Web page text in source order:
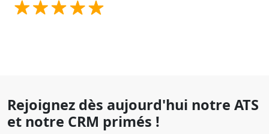
Rejoignez dès aujourd'hui notre ATS
et notre CRM primés !